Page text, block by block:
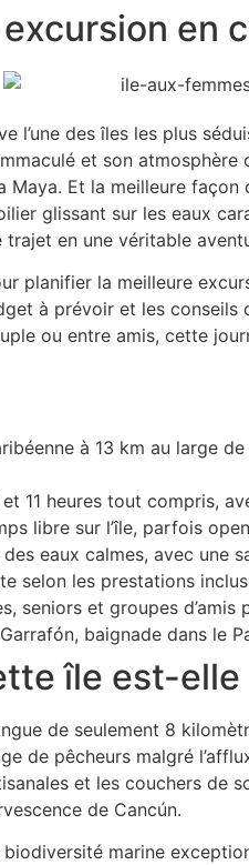
en
l’une des îles les plus
et son
Maya. Et la meilleure
glissant sur les eaux
en une véritable
planifier la meilleure
à prévoir et les
ou entre amis, cette
à 13 km au large
11 heures tout compris,
libre sur l’île, parfois
eaux calmes, avec une
selon les prestations
seniors et groupes
baignade dans le
île est-elle
de seulement 8
de pêcheurs malgré
et les couchers de
de Cancún.
biodiversité marine